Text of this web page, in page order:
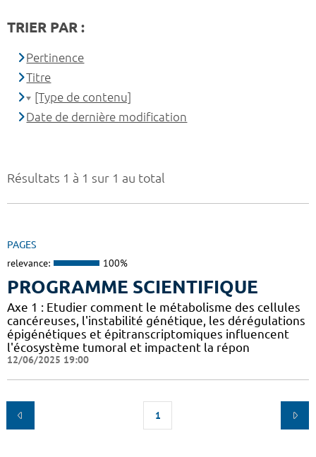
Résultats 1 à 1 sur 1 au total
PAGES
relevance: 100%
PROGRAMME SCIENTIFIQUE
Axe 1 : Etudier comment le métabolisme des cellules
cancéreuses, l'instabilité génétique, les dérégulations
épigénétiques et épitranscriptomiques influencent
l'écosystème tumoral et impactent la répon
12/06/2025 19:00
1
TRIER PAR :
Pertinence
Titre
[Type de contenu]
Date de dernière modification